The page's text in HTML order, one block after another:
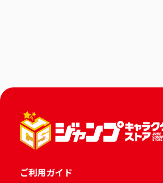
ご利用ガイド